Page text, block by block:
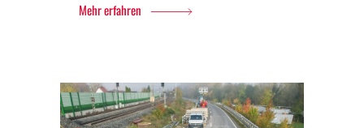
Mehr erfahren